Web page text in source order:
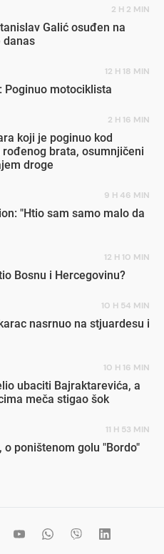
2 H 2 MIN
Galić osuđen na
danas
12 H 18 MIN
Poginuo motociklista
2 H 16 MIN
koji je poginuo kod
brata, osumnjičeni
droge
9 H 46 MIN
"Htio sam samo malo da
12 H 10 MIN
Bosnu i Hercegovinu?
10 H 54 MIN
nasrnuo na stjuardesu i
10 H 16 MIN
ubaciti Bajraktarevića, a
meča stigao šok
11 H 53 MIN
poništenom golu "Bordo"